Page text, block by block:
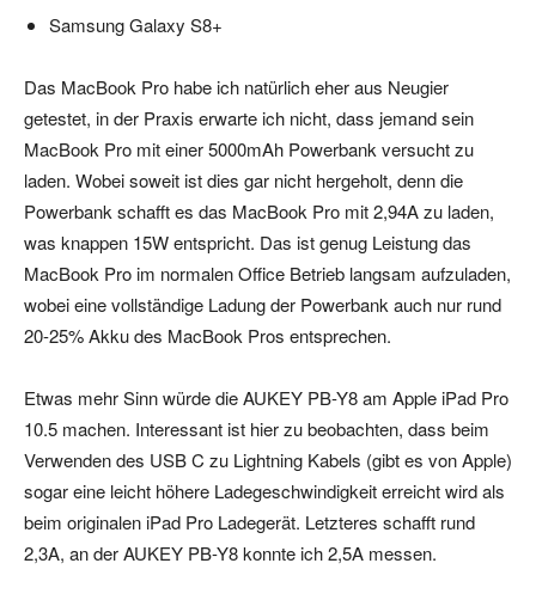
Samsung Galaxy S8+
Das MacBook Pro habe ich natürlich eher aus Neugier
getestet, in der Praxis erwarte ich nicht, dass jemand sein
MacBook Pro mit einer 5000mAh Powerbank versucht zu
laden. Wobei soweit ist dies gar nicht hergeholt, denn die
Powerbank schafft es das MacBook Pro mit 2,94A zu laden,
was knappen 15W entspricht. Das ist genug Leistung das
MacBook Pro im normalen Office Betrieb langsam aufzuladen,
wobei eine vollständige Ladung der Powerbank auch nur rund
20-25% Akku des MacBook Pros entsprechen.
Etwas mehr Sinn würde die AUKEY PB-Y8 am Apple iPad Pro
10.5 machen. Interessant ist hier zu beobachten, dass beim
Verwenden des USB C zu Lightning Kabels (gibt es von Apple)
sogar eine leicht höhere Ladegeschwindigkeit erreicht wird als
beim originalen iPad Pro Ladegerät. Letzteres schafft rund
2,3A, an der AUKEY PB-Y8 konnte ich 2,5A messen.